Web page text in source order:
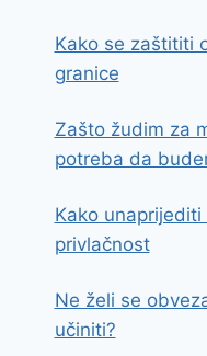
Kako se zaštititi
granice
Zašto žudim za
potreba da
Kako
privlačnost
Ne želi se
učiniti?